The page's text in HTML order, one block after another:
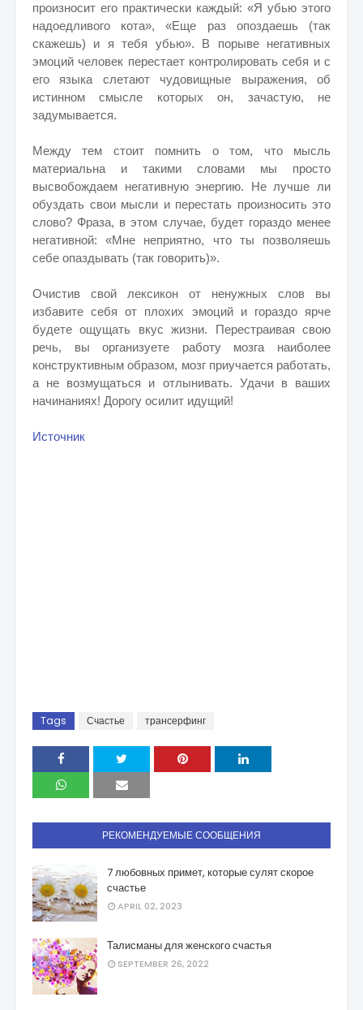
произносит его практически каждый: «Я убью этого
надоедливого кота», «Еще раз опоздаешь (так
скажешь) и я тебя убью». В порыве негативных
эмоций человек перестает контролировать себя и с
его языка слетают чудовищные выражения, об
истинном смысле которых он, зачастую, не
задумывается.
Между тем стоит помнить о том, что мысль
материальна и такими словами мы просто
высвобождаем негативную энергию. Не лучше ли
обуздать свои мысли и перестать произносить это
слово? Фраза, в этом случае, будет гораздо менее
негативной: «Мне неприятно, что ты позволяешь
себе опаздывать (так говорить)».
Очистив свой лексикон от ненужных слов вы
избавите себя от плохих эмоций и гораздо ярче
будете ощущать вкус жизни. Перестраивая свою
речь, вы организуете работу мозга наиболее
конструктивным образом, мозг приучается работать,
а не возмущаться и отлынивать. Удачи в ваших
начинаниях! Дорогу осилит идущий!
Источник
Tags Счастье трансерфинг
РЕКОМЕНДУЕМЫЕ СООБЩЕНИЯ
7 любовных примет, которые сулят скорое
счастье
APRIL 02, 2023
Талисманы для женского счастья
SEPTEMBER 26, 2022